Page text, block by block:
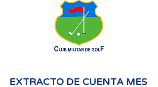
EXTRACTO DE CUENTA MES